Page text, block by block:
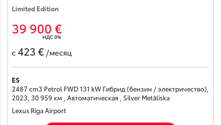
Limited Edition
39 900 €
НДС 0%
с 423 € /месяц
ES
2487 cm3 Petrol FWD 131 kW Гибрид (бензин / электричество),
2023, 30 959 км , Автоматическая , Silver Metāliska
Lexus Rīga Airport